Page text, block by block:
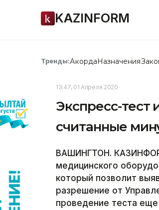
KAZINFORM
Тренды:АкордаНазначения
13:47, 01 Апреля 2020
Экспресс-тест
считанные
ВАШИНГТОН.
медицинского
который позволит
разрешение от
проведение теста